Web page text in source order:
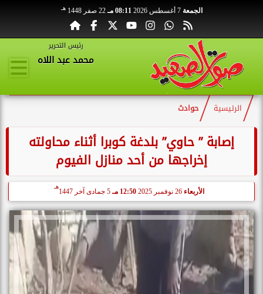
الجمعة 7 أغسطس 2026 08:11 مـ 22 صفر 1448 هـ
رئيس التحرير
محمد عبد اللاه
الرئيسية حوادث
إصابة ” حاوي” بلدغة كوبرا أثناء محاولته
إخراجها من أحد منازل الفيوم
الأربعاء 12:50 مـ 5 جمادى آخر 1447
هـ